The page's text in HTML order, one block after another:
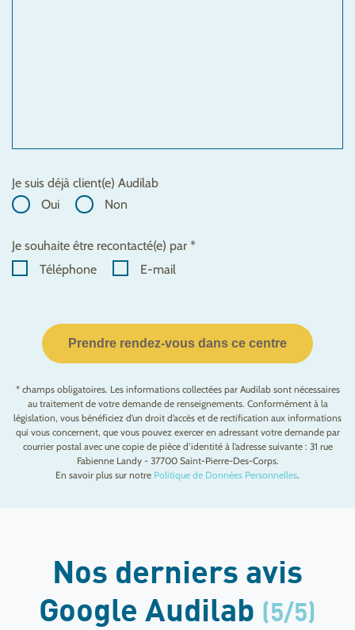
Je suis déjà client(e) Audilab
Oui
Non
Je souhaite être recontacté(e) par *
Téléphone
E-mail
Prendre rendez-vous dans ce centre
* champs obligatoires. Les informations collectées par Audilab sont nécessaires
au traitement de votre demande de renseignements. Conformément à la
législation, vous bénéficiez d’un droit d’accès et de rectification aux informations
qui vous concernent, que vous pouvez exercer en adressant votre demande par
courrier postal avec une copie de pièce d’identité à l’adresse suivante : 31 rue
Fabienne Landy - 37700 Saint-Pierre-Des-Corps.
En savoir plus sur notre Politique de Données Personnelles.
Nos derniers avis
Google Audilab (5/5)